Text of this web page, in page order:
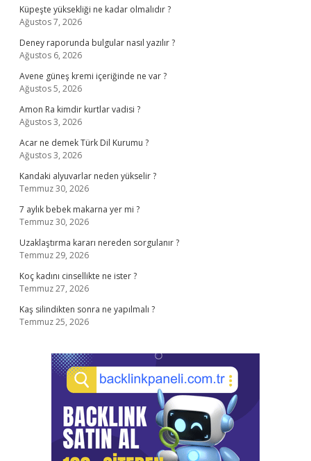
Küpeşte yüksekliği ne kadar olmalıdır ?
Ağustos 7, 2026
Deney raporunda bulgular nasıl yazılır ?
Ağustos 6, 2026
Avene güneş kremi içeriğinde ne var ?
Ağustos 5, 2026
Amon Ra kimdir kurtlar vadisi ?
Ağustos 3, 2026
Acar ne demek Türk Dil Kurumu ?
Ağustos 3, 2026
Kandaki alyuvarlar neden yükselir ?
Temmuz 30, 2026
7 aylık bebek makarna yer mi ?
Temmuz 30, 2026
Uzaklaştırma kararı nereden sorgulanır ?
Temmuz 29, 2026
Koç kadını cinsellikte ne ister ?
Temmuz 27, 2026
Kaş silindikten sonra ne yapılmalı ?
Temmuz 25, 2026